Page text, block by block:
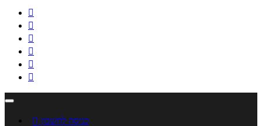






 כניסה לחשבון